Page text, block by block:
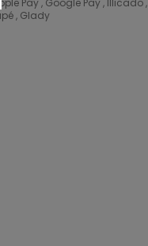
Pay , Google Pay , Illicado ,
, Glady